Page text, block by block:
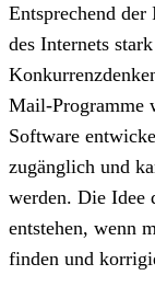
Entsprechend
des Internets
Mail-Programme
Software
zugänglich und
werden. Die Idee
entstehen, wenn
finden und